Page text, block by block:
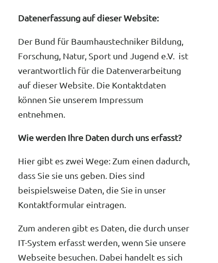
Datenerfassung auf dieser Website:
Der Bund für Baumhaustechniker Bildung,
Forschung, Natur, Sport und Jugend e.V. ist
verantwortlich für die Datenverarbeitung
auf dieser Website. Die Kontaktdaten
können Sie unserem Impressum
entnehmen.
Wie werden Ihre Daten durch uns erfasst?
Hier gibt es zwei Wege: Zum einen dadurch,
dass Sie sie uns geben. Dies sind
beispielsweise Daten, die Sie in unser
Kontaktformular eintragen.
Zum anderen gibt es Daten, die durch unser
IT-System erfasst werden, wenn Sie unsere
Webseite besuchen. Dabei handelt es sich